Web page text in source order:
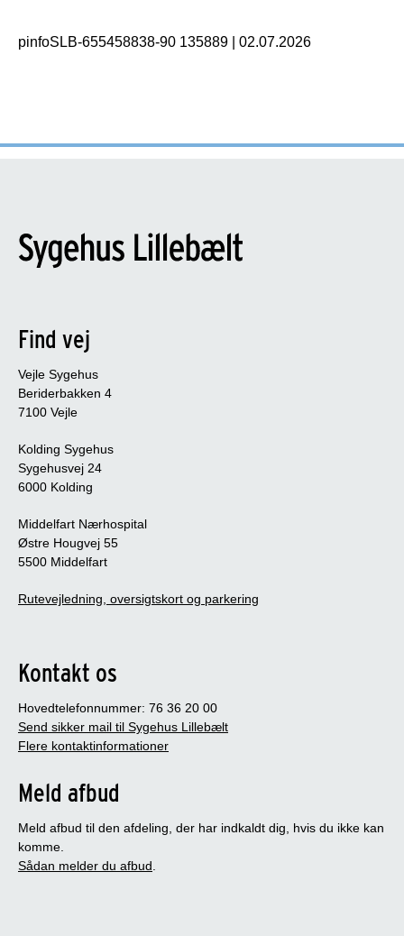
pinfoSLB-655458838-90 135889 02.07.2026
Find vej
Vejle Sygehus
Beriderbakken 4
7100 Vejle
Kolding Sygehus
Sygehusvej 24
6000 Kolding
Middelfart Nærhospital
Østre Hougvej 55
5500 Middelfart
Rutevejledning, oversigtskort og parkering
Kontakt os
Hovedtelefonnummer: 76 36 20 00
Send sikker mail til Sygehus Lillebælt
Flere kontaktinformationer
Meld afbud
Meld afbud til den afdeling, der har indkaldt dig, hvis du ikke kan
komme.
Sådan melder du afbud.